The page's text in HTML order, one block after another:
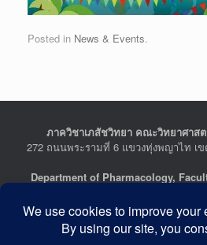
Posted in News & Events.
ภาควิชาเภสัชวิทยา คณะวิทยาศาส
272 ถนนพระรามที่ 6 แขวงทุ่งพญาไท เข
Department of Pharmacology,
272 Rama VI Road, Ratchathewi
THAILAND
Tel : +662-201-5641-2, Fax :